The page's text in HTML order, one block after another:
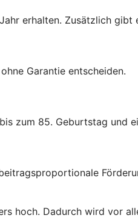
erhalten. Zusätzlich
Garantie entscheiden.
zum 85. Geburtstag und
hoch. Dadurch wird vor